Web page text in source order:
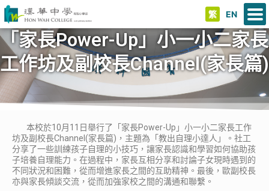
繁 EN
「家長Power-Up」小一小二家長
工作坊及副校長Channel(家長篇)
本校於10月11日舉行了「家長Power-Up」小一小二家長工作
坊及副校長Channel(家長篇)，主題為「教出自理小達人」。社工
分享了一些訓練孩子自理的小技巧，讓家長認識和學習如何協助孩
子培養自理能力。在過程中，家長互相分享和討論子女現時遇到的
不同狀況和困難，從而增進家長之間的互助精神。最後，歐副校長
亦與家長傾談交流，從而加強家校之間的溝通和聯繫。